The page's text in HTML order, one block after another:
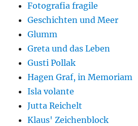
Fotografia fragile
Geschichten und Meer
Glumm
Greta und das Leben
Gusti Pollak
Hagen Graf, in Memoriam
Isla volante
Jutta Reichelt
Klaus' Zeichenblock